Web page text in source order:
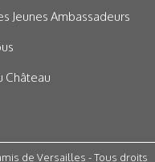
Jeunes Ambassadeurs
Château
de Versailles - Tous droits